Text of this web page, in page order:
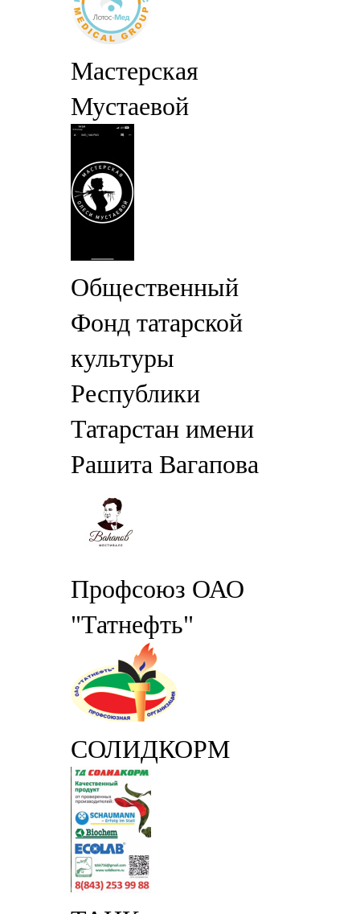
Мастерская
Мустаевой
Общественный
Фонд татарской
культуры
Республики
Татарстан имени
Рашита Вагапова
Профсоюз ОАО
"Татнефть"
СОЛИДКОРМ